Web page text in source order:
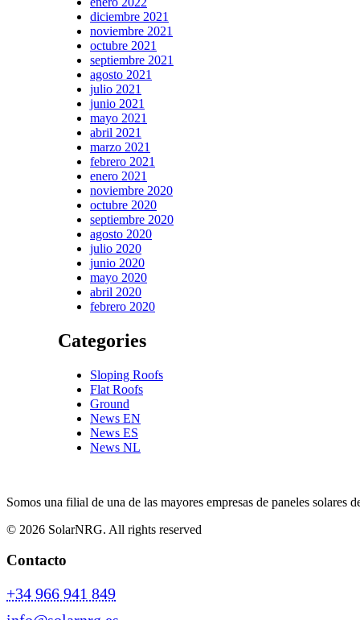
diciembre 2021
noviembre 2021
octubre 2021
septiembre 2021
agosto 2021
julio 2021
junio 2021
mayo 2021
abril 2021
marzo 2021
febrero 2021
enero 2021
noviembre 2020
octubre 2020
septiembre 2020
agosto 2020
julio 2020
junio 2020
mayo 2020
abril 2020
febrero 2020
Categories
Sloping Roofs
Flat Roofs
Ground
News EN
News ES
News NL
Somos una filial de una de las mayores empresas de paneles
© 2026 SolarNRG. All rights reserved
Contacto
+34 966 941 849